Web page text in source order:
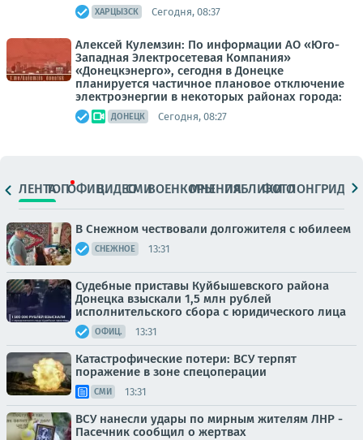
ХАРЦЫЗСК Сегодня, 08:37
Алексей Кулемзин: По информации АО «Юго-
Западная Электросетевая Компания»
«Донецкэнерго», сегодня в Донецке
планируется частичное плановое отключение
электроэнергии в некоторых районах города:
ДОНЕЦК Сегодня, 08:27
ЛЕНТАТОПОФИЦ.ВИДЕОСМИВОЕНКОРЫМНЕНИЯПАБЛИКИ
ФОТОЛОНГРИДЫ
В Снежном чествовали долгожителя с юбилеем
СНЕЖНОЕ 13:31
Судебные приставы Куйбышевского района
Донецка взыскали 1,5 млн рублей
исполнительского сбора с юридического лица
ОФИЦ. 13:31
Катастрофические потери: ВСУ терпят
поражение в зоне спецоперации
СМИ 13:31
ВСУ нанесли удары по мирным жителям ЛНР -
Пасечник сообщил о жертвах